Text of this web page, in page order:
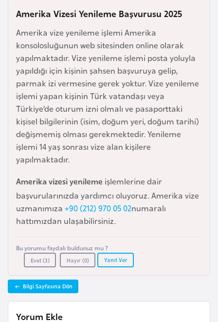
Amerika Vizesi Yenileme Başvurusu 2025
Amerika vize yenileme işlemi Amerika
konsolosluğunun web sitesinden online olarak
yapılmaktadır. Vize yenileme işlemi posta yoluyla
yapıldığı için kişinin şahsen başvuruya gelip,
parmak izi vermesine gerek yoktur. Vize yenileme
işlemi yapan kişinin Türk vatandaşı veya
Türkiye’de oturum izni olmalı ve pasaporttaki
kişisel bilgilerinin (isim, doğum yeri, doğum tarihi)
değişmemiş olması gerekmektedir. Yenileme
işlemi 14 yaş sonrası vize alan kişilere
yapılmaktadır.
Amerika vizesi yenileme işlemlerine dair
başvurularınızda yardımcı oluyoruz. Amerika vize
uzmanımıza +90 (212) 970 05 02numaralı
hattımızdan ulaşabilirsiniz.
Bu yorumu faydalı buldunuz mu ?
Evet (3) Hayır (0) Yanıt Ver
Bilgi Sayfasına Dön
Yorum Ekle
a
n
B
a
h
r
e
y
n
B
a
n
l
e
B